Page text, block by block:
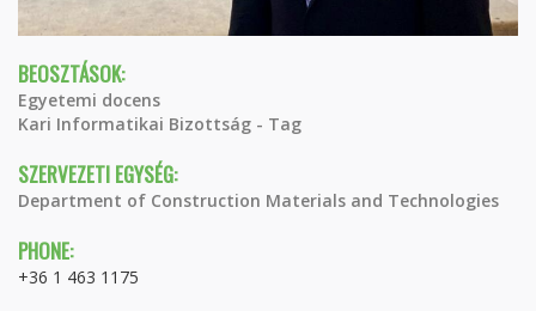
BEOSZTÁSOK:
Egyetemi docens
Kari Informatikai Bizottság - Tag
SZERVEZETI EGYSÉG:
Department of Construction Materials and Technologies
PHONE:
+36 1 463 1175